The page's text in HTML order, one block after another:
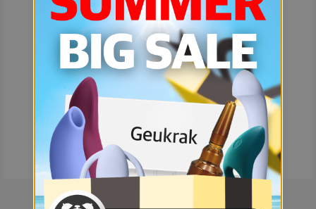
예상치 못한 에러입니다.